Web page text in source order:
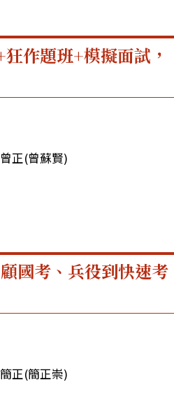
作題班+模擬面試，
曾正(曾蘇賢)
國考、兵役到快速考
簡正(簡正崇)